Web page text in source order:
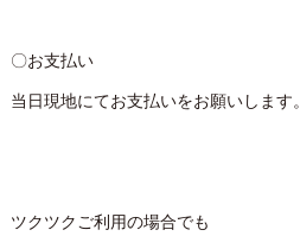
〇お支払い
当日現地にてお支払いをお願いします。
ツクツクご利用の場合でも